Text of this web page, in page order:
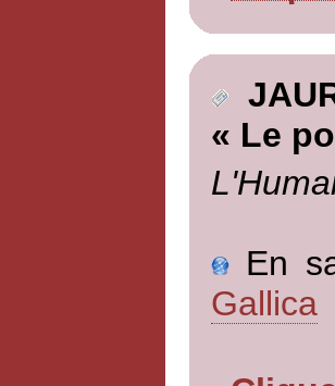
« Le
En
Gallica